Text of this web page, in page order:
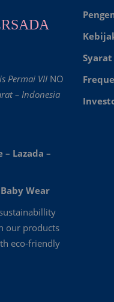
Permai VII NO
– Indonesia
– Lazada –
Wear
our products
eco-friendly